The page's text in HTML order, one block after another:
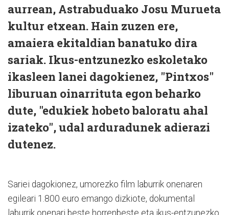
aurrean, Astrabuduako Josu Murueta
kultur etxean. Hain zuzen ere,
amaiera ekitaldian banatuko dira
sariak. Ikus-entzunezko eskoletako
ikasleen lanei dagokienez, "Pintxos"
liburuan oinarrituta egon beharko
dute, "edukiek hobeto baloratu ahal
izateko", udal arduradunek adierazi
dutenez.
Sariei dagokionez, umorezko film laburrik onenaren
egileari 1.800 euro emango dizkiote, dokumental
laburrik onenari beste horrenbeste eta ikus-entzunezko